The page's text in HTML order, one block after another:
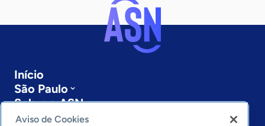
Início
São Paulo
Sobre a ASN
Últimas notícias
Aviso de Cookies